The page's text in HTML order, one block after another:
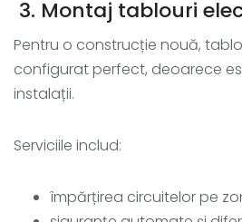
3. Montaj tablouri
Pentru o construcție nouă,
configurat perfect, deoarece
instalații.
Serviciile includ:
împărțirea circuitelor pe